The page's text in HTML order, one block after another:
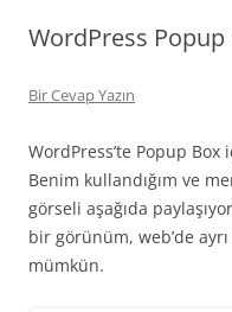
WordPress Popup
Bir Cevap Yazın
WordPress’te Popup
Benim kullandığım ve
görseli aşağıda
bir görünüm, web’de
mümkün.